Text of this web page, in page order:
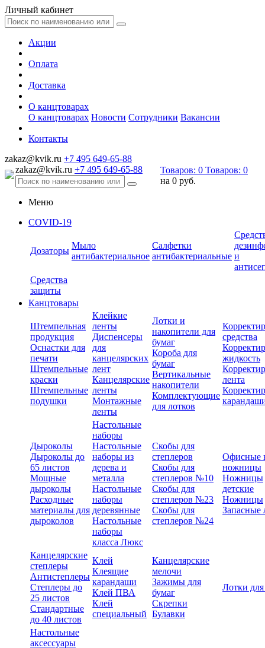
Личный кабинет
Акции
Оплата
Доставка
О канцтоварах
О канцтоварах Новости Сотрудники Вакансии
Контакты
zakaz@kvik.ru +7 495 649-65-88
zakaz@kvik.ru +7 495 649-65-88 Товаров: 0 Товаров: 0
на 0 руб.
Меню
COVID-19
Дозаторы
Мыло
антибактериальное
Салфетки
антибактериальные и
Средства
защиты
Канцтовары
Штемпельная
продукция
Оснастки для
печати
Штемпельные
краски
Штемпельные
подушки
Клейкие
ленты
Диспенсеры
для
канцелярских
лент
Канцелярские
ленты
Монтажные
ленты
Лотки и
накопители для
бумаг
Короба для
бумаг
Вертикальные
накопители
Комплектующие
для лотков
средства
жидкость
лента
Дыроколы
Дыроколы до
65 листов
Мощные
дыроколы
Расходные
материалы для
дыроколов
Настольные
наборы
Настольные
наборы из
дерева и
металла
Настольные
наборы
деревянные
Настольные
наборы
класса Люкс
Скобы для
степлеров
Скобы для
степлеров №10
Скобы для
степлеров №23
Скобы для
степлеров №24
Офисные
ножницы
Ножницы
детские
Ножницы
Запасные
Канцелярские
степлеры
Антистеплеры
Степлеры до
25 листов
Стандартные
до 40 листов
Клей
Клеящие
карандаши
Клей ПВА
Клей
специальный
Канцелярские
мелочи
Зажимы для
бумаг
Скрепки
Булавки
Лотки
Настольные
аксессуары